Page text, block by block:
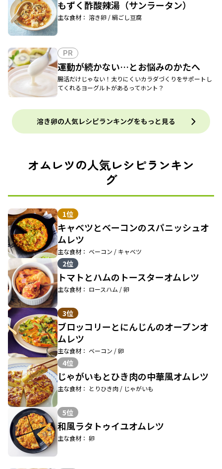
もずく酢酸辣湯（サンラータン）
主な食材： 溶き卵 / 絹ごし豆腐
PR
運動が続かない…とお悩みのかたへ
腸活だけじゃない！太りにくいカラダづくりをサポートし
てくれるヨーグルトがあるってホント？
溶き卵の人気レシピランキングをもっと見る
オムレツの人気レシピランキン
グ
1位
キャベツとベーコンのスパニッシュオ
ムレツ
主な食材： ベーコン / キャベツ
2位
トマトとハムのトースターオムレツ
主な食材： ロースハム / 卵
3位
ブロッコリーとにんじんのオープンオ
ムレツ
主な食材： ベーコン / 卵
4位
じゃがいもとひき肉の中華風オムレツ
主な食材： とりひき肉 / じゃがいも
5位
和風ラタトゥイユオムレツ
主な食材： 卵